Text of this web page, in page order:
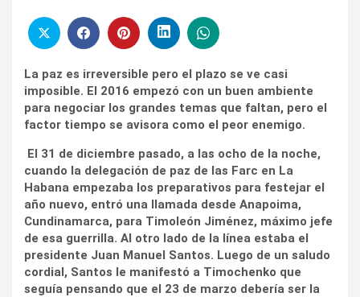
La paz es irreversible pero el plazo se ve casi
imposible. El 2016 empezó con un buen ambiente
para negociar los grandes temas que faltan, pero el
factor tiempo se avisora como el peor enemigo.
El 31 de diciembre pasado, a las ocho de la noche,
cuando la delegación de paz de las Farc en La
Habana empezaba los preparativos para festejar el
año nuevo, entró una llamada desde Anapoima,
Cundinamarca, para Timoleón Jiménez, máximo jefe
de esa guerrilla. Al otro lado de la línea estaba el
presidente Juan Manuel Santos. Luego de un saludo
cordial, Santos le manifestó a Timochenko que
seguía pensando que el 23 de marzo debería ser la